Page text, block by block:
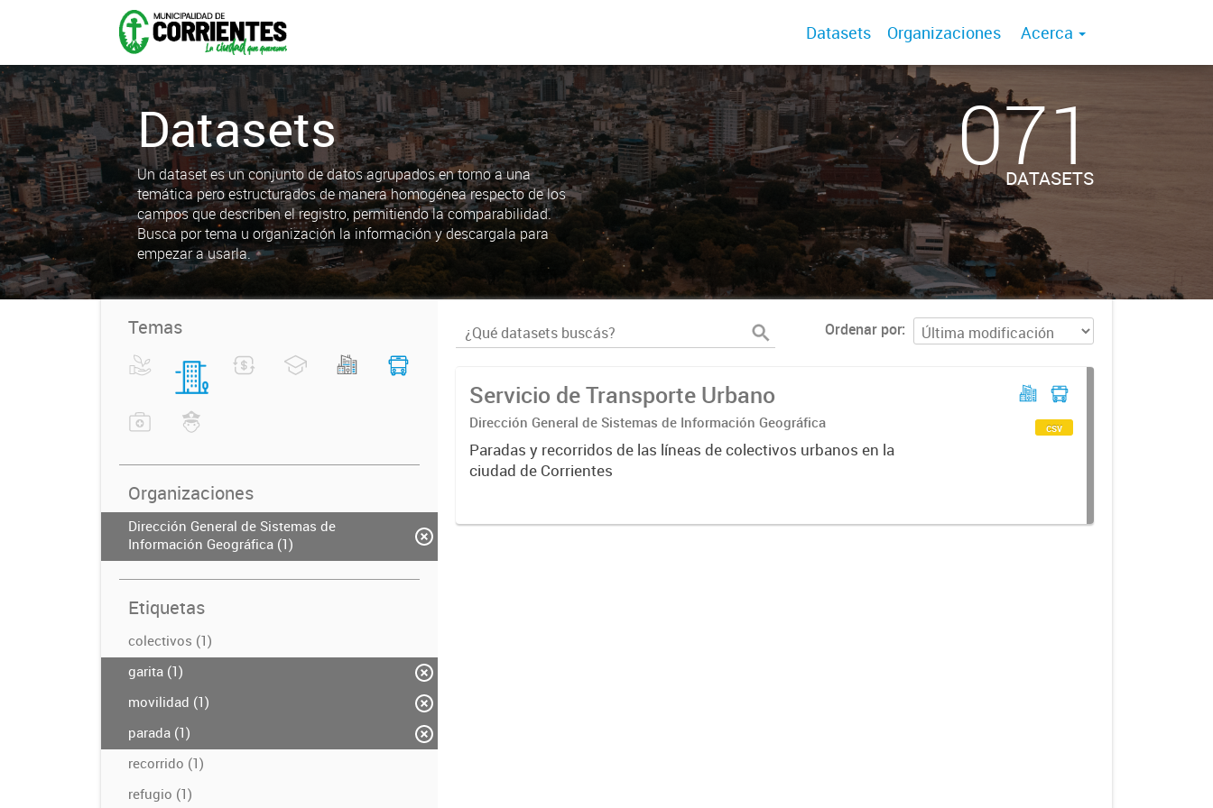
Datasets Organizaciones Acerca
Datasets
Un dataset es un conjunto de datos agrupados en torno a una
temática pero estructurados de manera homogénea respecto de los
campos que describen el registro, permitiendo la comparabilidad.
Busca por tema u organización la información y descargala para
empezar a usarla.
071
DATASETS
Temas
Organizaciones
Dirección General de Sistemas de
Información Geográfica (1)
Etiquetas
colectivos (1)
garita (1)
movilidad (1)
parada (1)
recorrido (1)
refugio (1)
Ordenar por
Servicio de Transporte Urbano
Dirección General de Sistemas de Información Geográfica
Paradas y recorridos de las líneas de colectivos urbanos en la
ciudad de Corrientes
csv